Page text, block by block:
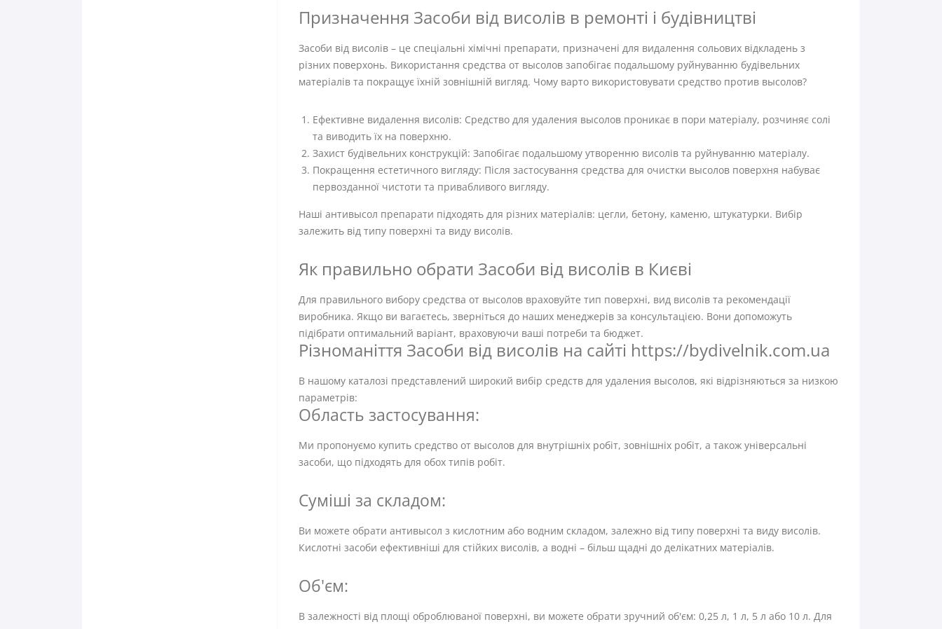
Призначення Засоби від висолів в ремонті і будівництві
Засоби від висолів – це спеціальні хімічні препарати, призначені для видалення сольових відкладень з
різних поверхонь. Використання средства от высолов запобігає подальшому руйнуванню будівельних
матеріалів та покращує їхній зовнішній вигляд. Чому варто використовувати средство против высолов?
Ефективне видалення висолів: Средство для удаления высолов проникає в пори матеріалу, розчиняє солі
та виводить їх на поверхню.
Захист будівельних конструкцій: Запобігає подальшому утворенню висолів та руйнуванню матеріалу.
Покращення естетичного вигляду: Після застосування средства для очистки высолов поверхня набуває
первозданної чистоти та привабливого вигляду.
Наші антивысол препарати підходять для різних матеріалів: цегли, бетону, каменю, штукатурки. Вибір
залежить від типу поверхні та виду висолів.
Як правильно обрати Засоби від висолів в Києві
Для правильного вибору средства от высолов враховуйте тип поверхні, вид висолів та рекомендації
виробника. Якщо ви вагаєтесь, зверніться до наших менеджерів за консультацією. Вони допоможуть
підібрати оптимальний варіант, враховуючи ваші потреби та бюджет.
Різноманіття Засоби від висолів на сайті https://bydivelnik.com.ua
В нашому каталозі представлений широкий вибір средств для удаления высолов, які відрізняються за низкою
параметрів:
Область застосування:
Ми пропонуємо купить средство от высолов для внутрішніх робіт, зовнішніх робіт, а також універсальні
засоби, що підходять для обох типів робіт.
Суміші за складом:
Ви можете обрати антивысол з кислотним або водним складом, залежно від типу поверхні та виду висолів.
Кислотні засоби ефективніші для стійких висолів, а водні – більш щадні до делікатних матеріалів.
Об'єм:
В залежності від площі оброблюваної поверхні, ви можете обрати зручний об'єм: 0,25 л, 1 л, 5 л або 10 л. Для